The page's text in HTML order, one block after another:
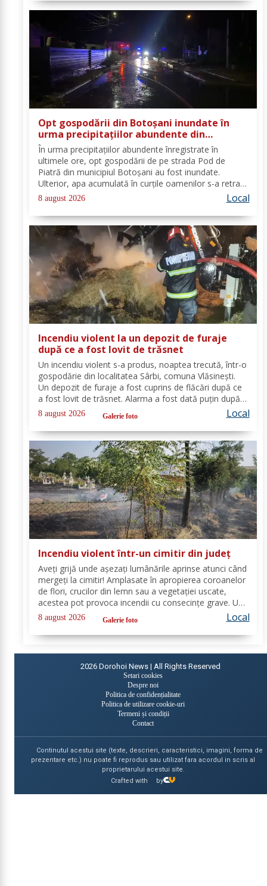
Opt gospodării din Botoșani inundate în
urma precipitațiilor abundente din
ultimele ore
În urma precipitațiilor abundente înregistrate în
ultimele ore, opt gospodării de pe strada Pod de
Piatră din municipiul Botoșani au fost inundate.
Ulterior, apa acumulată în curțile oamenilor s-a retras
pe carosabil. Pentru evacuarea apei, pompierii militari
din cadrul Detașamentului Botoșani au...
8 august 2026 Local
Incendiu violent la un depozit de furaje
după ce a fost lovit de trăsnet
Un incendiu violent s-a produs, noaptea trecută, într-o
gospodărie din localitatea Sârbi, comuna Vlăsinești.
Un depozit de furaje a fost cuprins de flăcări după ce
a fost lovit de trăsnet. Alarma a fost dată puțin după
ora 22:00. La caz s-au deplasat, în cel mai scurt timp,
pompierii din cadrul...
8 august 2026 Galerie foto Local
Incendiu violent într-un cimitir din județ
Aveți grijă unde așezați lumânările aprinse atunci când
mergeți la cimitir! Amplasate în apropierea coroanelor
de flori, crucilor din lemn sau a vegetației uscate,
acestea pot provoca incendii cu consecințe grave. Un
astfel de eveniment s-a produs ieri, în cimitirul din
localitatea Ichimeni, comuna...
8 august 2026 Galerie foto Local
2026 Dorohoi News | All Rights Reserved
Setari cookies
Despre noi
Politica de confidențialitate
Politica de utilizare cookie-uri
Termeni și condiții
Contact
Continutul acestui site (texte, descrieri, caracteristici, imagini, forma de
prezentare etc.) nu poate fi reprodus sau utilizat fara acordul in scris al
proprietarului acestui site.
Crafted with
by